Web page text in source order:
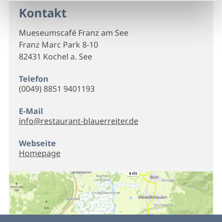
Kontakt
Mueseumscafé Franz am See
Franz Marc Park 8-10
82431 Kochel a. See
Telefon
(0049) 8851 9401193
E-Mail
info@restaurant-blauerreiter.de
Webseite
Homepage